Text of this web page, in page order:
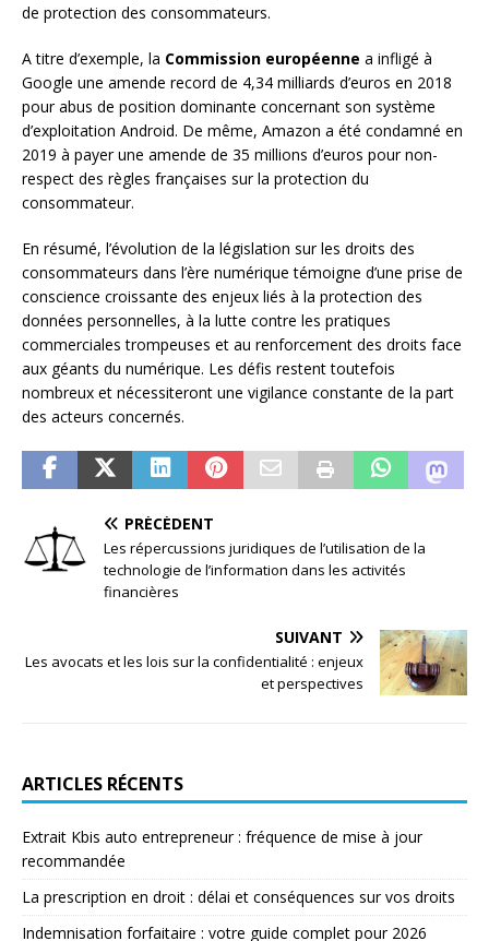
de protection des consommateurs.
A titre d’exemple, la Commission européenne a infligé à
Google une amende record de 4,34 milliards d’euros en 2018
pour abus de position dominante concernant son système
d’exploitation Android. De même, Amazon a été condamné en
2019 à payer une amende de 35 millions d’euros pour non-
respect des règles françaises sur la protection du
consommateur.
En résumé, l’évolution de la législation sur les droits des
consommateurs dans l’ère numérique témoigne d’une prise de
conscience croissante des enjeux liés à la protection des
données personnelles, à la lutte contre les pratiques
commerciales trompeuses et au renforcement des droits face
aux géants du numérique. Les défis restent toutefois
nombreux et nécessiteront une vigilance constante de la part
des acteurs concernés.
PRÉCÉDENT
Les répercussions juridiques de l’utilisation de la
technologie de l’information dans les activités
financières
SUIVANT
Les avocats et les lois sur la confidentialité : enjeux
et perspectives
ARTICLES RÉCENTS
Extrait Kbis auto entrepreneur : fréquence de mise à jour
recommandée
La prescription en droit : délai et conséquences sur vos droits
Indemnisation forfaitaire : votre guide complet pour 2026